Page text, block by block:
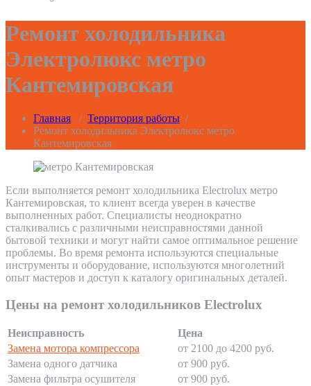
Ремонт холодильника
Электролюкс метро
Кантемировская
Главная / Территория работы /
Ремонт холодильника Электролюкс метро
Кантемировская
Если выполняется ремонт холодильника Electrolux метро
Кантемировская, то клиент всегда уверен в качестве
выполненных работ. Специалисты неоднократно
сталкивались с различными неисправностями данной
бытовой техники и могут найти самое оптимальное решение
проблемы. Во время ремонта используются специальные
инструменты и оборудование, используются многолетний
опыт мастеров и доступ к каталогу оригинальных деталей.
Цены на ремонт холодильников Electrolux
Неисправность
Цена
Замена мотора компрессора
от 2100 до 4200 руб.
Замена одного датчика
от 900 руб.
Замена фильтра осушителя
от 900 руб.